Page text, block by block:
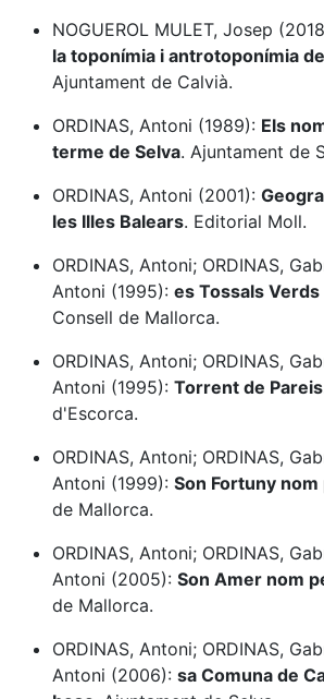
NOGUEROL MULET, Josep
la toponímia i antrotoponímia
Ajuntament de Calvià.
ORDINAS, Antoni (1989): Els
terme de Selva. Ajuntament de
ORDINAS, Antoni (2001):
les Illes Balears. Editorial Moll.
ORDINAS, Antoni; ORDINAS,
Antoni (1995): es Tossals
Consell de Mallorca.
ORDINAS, Antoni; ORDINAS,
Antoni (1995): Torrent de Pareis
d'Escorca.
ORDINAS, Antoni; ORDINAS,
Antoni (1999): Son Fortuny
de Mallorca.
ORDINAS, Antoni; ORDINAS,
Antoni (2005): Son Amer nom
de Mallorca.
ORDINAS, Antoni; ORDINAS,
Antoni (2006): sa Comuna de